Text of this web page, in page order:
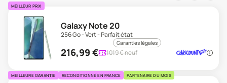
MEILLEUR PRIX
Galaxy Note 20
256 Go - Vert - Parfait état
Garanties légales
216,99 € 1019€ neuf
MEILLEURE GARANTIE RECONDITIONNÉ EN FRANCE PARTENAIRE DU MOIS